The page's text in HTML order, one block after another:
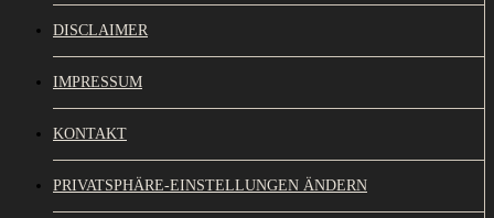
DISCLAIMER
IMPRESSUM
KONTAKT
PRIVATSPHÄRE-EINSTELLUNGEN ÄNDERN